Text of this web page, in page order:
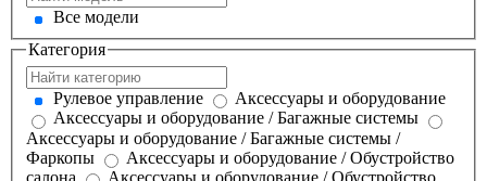
Все модели
Категория
Рулевое управление
Аксессуары и оборудование
Аксессуары и оборудование / Багажные системы
Аксессуары и оборудование / Багажные системы /
Фаркопы
Аксессуары и оборудование / Обустройство
салона
Аксессуары и оборудование / Обустройство